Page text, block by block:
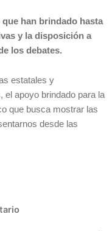
han brindado hasta
y la disposición a
los debates.
estatales y
el apoyo brindado para la
que busca mostrar las
desde las